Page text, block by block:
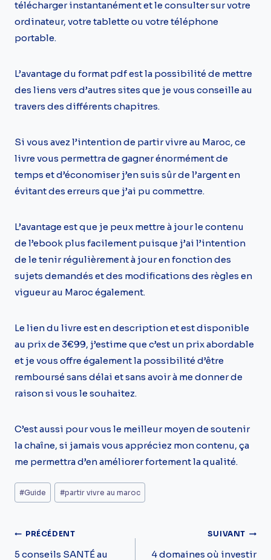
télécharger instantanément et le consulter sur votre
ordinateur, votre tablette ou votre téléphone
portable.
L’avantage du format pdf est la possibilité de mettre
des liens vers d’autres sites que je vous conseille au
travers des différents chapitres.
Si vous avez l’intention de partir vivre au Maroc, ce
livre vous permettra de gagner énormément de
temps et d’économiser j’en suis sûr de l’argent en
évitant des erreurs que j’ai pu commettre.
L’avantage est que je peux mettre à jour le contenu
de l’ebook plus facilement puisque j’ai l’intention
de le tenir régulièrement à jour en fonction des
sujets demandés et des modifications des règles en
vigueur au Maroc également.
Le lien du livre est en description et est disponible
au prix de 3€99, j’estime que c’est un prix abordable
et je vous offre également la possibilité d’être
remboursé sans délai et sans avoir à me donner de
raison si vous le souhaitez.
C’est aussi pour vous le meilleur moyen de soutenir
la chaîne, si jamais vous appréciez mon contenu, ça
me permettra d’en améliorer fortement la qualité.
Étiquettes
de
publication :
#Guide #partir vivre au maroc
Navigation
PRÉCÉDENT
5 conseils SANTÉ au
SUIVANT
4 domaines où investir